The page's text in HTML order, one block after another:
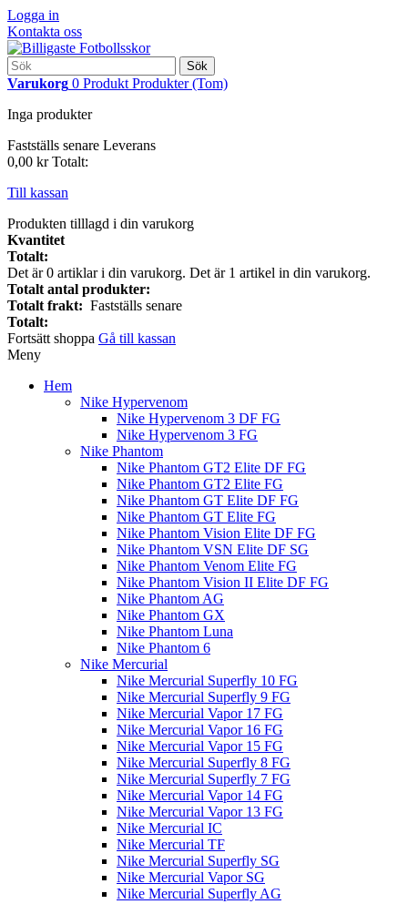
Logga in
Kontakta oss
Sök
Varukorg 0 Produkt Produkter (Tom)
Inga produkter
Fastställs senare Leverans
0,00 kr Totalt:
Till kassan
Produkten tilllagd i din varukorg
Kvantitet
Totalt:
Det är0 artiklar i din varukorg. Det är 1 artikel in din varukorg.
Totalt antal produkter:
Totalt frakt: Fastställs senare
Totalt:
Fortsätt shoppa Gå till kassan
Meny
Hem
Nike Hypervenom
Nike Hypervenom 3 DF FG
Nike Hypervenom 3 FG
Nike Phantom
Nike Phantom GT2 Elite DF FG
Nike Phantom GT2 Elite FG
Nike Phantom GT Elite DF FG
Nike Phantom GT Elite FG
Nike Phantom Vision Elite DF FG
Nike Phantom VSN Elite DF SG
Nike Phantom Venom Elite FG
Nike Phantom Vision II Elite DF FG
Nike Phantom AG
Nike Phantom GX
Nike Phantom Luna
Nike Phantom 6
Nike Mercurial
Nike Mercurial Superfly 10 FG
Nike Mercurial Superfly 9 FG
Nike Mercurial Vapor 17 FG
Nike Mercurial Vapor 16 FG
Nike Mercurial Vapor 15 FG
Nike Mercurial Superfly 8 FG
Nike Mercurial Superfly 7 FG
Nike Mercurial Vapor 14 FG
Nike Mercurial Vapor 13 FG
Nike Mercurial IC
Nike Mercurial TF
Nike Mercurial Superfly SG
Nike Mercurial Vapor SG
Nike Mercurial Superfly AG